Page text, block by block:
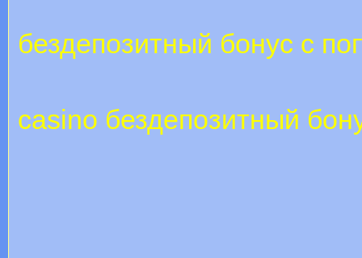
бездепозитный бонус с
casino бездепозитный